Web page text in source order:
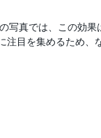
写真では、この効果
注目を集めるため、